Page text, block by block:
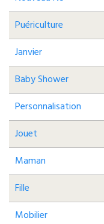
Puériculture
Janvier
Baby Shower
Personnalisation
Jouet
Maman
Fille
Mobilier